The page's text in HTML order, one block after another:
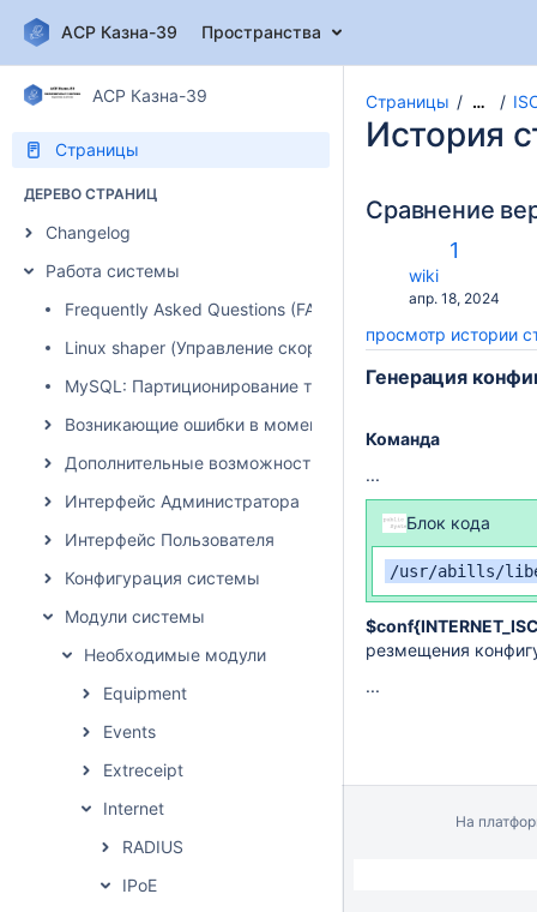
АСР Казна-39 Пространства
АСР Казна-39
Страницы
ДЕРЕВО СТРАНИЦ
Changelog
Работа системы
Frequently Asked Questions (FAQ)
Linux shaper (Управление скоростью)
MySQL: Партиционирование таблиц
Возникающие ошибки в момент авторизации абонента
Дополнительные возможности системы
Интерфейс Администратора
Интерфейс Пользователя
Конфигурация системы
Модули системы
Необходимые модули
Equipment
Events
Extreceipt
Internet
RADIUS
IPoE
Страницы …
История
Сравнение
Старая
1
wiki
Сохранено
апр. 18, 2024
просмотр истории
Генерация
Команда
...
Блок кода
/usr/abills/
резмещения
...
На